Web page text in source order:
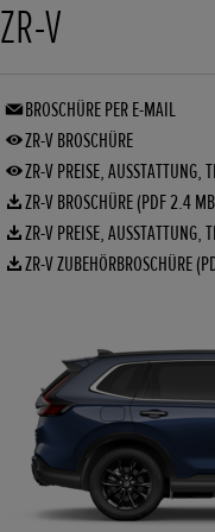
ZR-V
BROSCHÜRE PER E-MAIL
ZR-V BROSCHÜRE
ZR-V PREISE, AUSSTATTUNG,
ZR-V BROSCHÜRE (PDF 2.4
ZR-V PREISE, AUSSTATTUNG,
ZR-V ZUBEHÖRBROSCHÜRE